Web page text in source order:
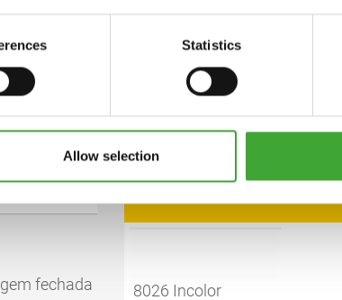
Statistics
Allow selection
pdf, 76 KB
fechada
CÓDIGO DE COR
8026 Incolor